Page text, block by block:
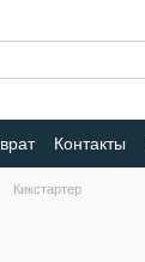
Контакты
Кикстартер